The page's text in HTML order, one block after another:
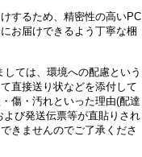
するため、精密性の高いPC
お届けできるよう丁寧な梱
ては、環境への配慮という
直接送り状などを添付して
傷・汚れといった理由(配達
び発送伝票等が直貼りされ
きませんのでご了承くださ